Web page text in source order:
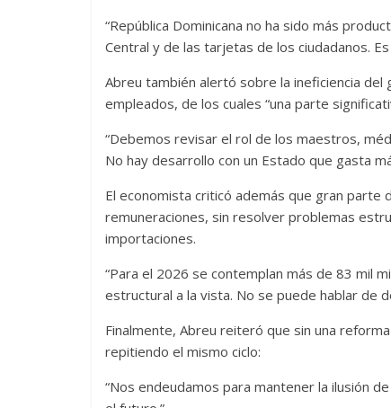
“República Dominicana no ha sido más
Central y de las tarjetas de los ciudadanos.
Abreu también alertó sobre la ineficiencia del
empleados, de los cuales “una parte
“Debemos revisar el rol de los maestros,
No hay desarrollo con un Estado que gasta
El economista criticó además que gran
remuneraciones, sin resolver problemas
importaciones.
“Para el 2026 se contemplan más de 83 mil
estructural a la vista. No se puede hablar de
Finalmente, Abreu reiteró que sin una
repitiendo el mismo ciclo:
“Nos endeudamos para mantener la ilusión